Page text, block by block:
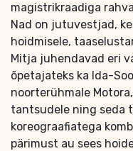
magistrikraadiga
Nad on jutuvestjad,
hoidmisele,
Mitja juhendavad eri
õpetajateks ka Ida-
noorterühmale
tantsudele ning seda
koreograafiatega
pärimust au sees